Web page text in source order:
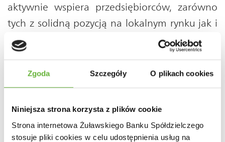
Zgoda Szczegóły O plikach cookies
Niniejsza strona korzysta z plików cookie
Strona internetowa Żuławskiego Banku Spółdzielczego
stosuje pliki cookies w celu udostępnienia usług na
aktywnie wspiera przedsiębiorców, zarówno
tych z solidną pozycją na lokalnym rynku jak i
przedsiębiorców dopiero rozpoczynających
swoją przygodę z biznesem. Aktywnie
uczestniczymy w realizacji innowacyjnych
pomysłów i projektów. Konsekwentnie
staramy się, aby oferta Banku dla biznesu
zaspokajała przedsiębiorców i pomagała im w
realizacji kolejnych zamierzeń w celu rozwoju i